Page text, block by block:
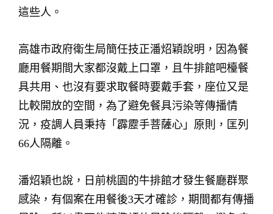
這些人。
高雄市政府衛生局簡任技正潘炤穎說明，因為餐
廳用餐期間大家都沒戴上口罩，且牛排館吧檯餐
具共用、也沒有要求取餐時要戴手套，座位又是
比較開放的空間，為了避免餐具污染等傳播情
況，疫調人員秉持「霹靂手菩薩心」原則，匡列
66人隔離。
潘炤穎也說，日前桃園的牛排館才發生餐廳群聚
感染，有個案在用餐後3天才確診，期間都有傳播